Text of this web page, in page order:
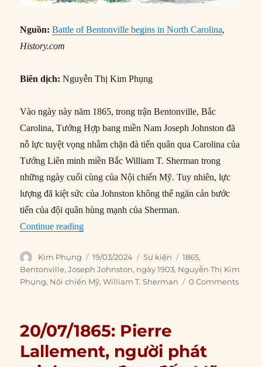
Nguồn: Battle of Bentonville begins in North Carolina,
History.com
Biên dịch:Nguyễn Thị Kim Phụng
Vào ngày này năm 1865, trong trận Bentonville, Bắc
Carolina, Tướng Hợp bang miền Nam Joseph Johnston đã
nỗ lực tuyệt vọng nhằm chặn đà tiến quân qua Carolina của
Tướng Liên minh miền Bắc William T. Sherman trong
những ngày cuối cùng của Nội chiến Mỹ. Tuy nhiên, lực
lượng đã kiệt sức của Johnston không thể ngăn cản bước
tiến của đội quân hùng mạnh của Sherman.
Continue reading“19/03/1865: Trận Bentonville bắt đầu ở Bắc
Author
Kim Phụng
Posted
on
19/03/2024 Categories
Sự kiện Tags
1865,
Bentonville,Joseph Johnston, ngày 1903, Nguyễn Thị Kim
Phụng, Nội chiến Mỹ,William T. Sherman 0 Comments
20/07/1865: Pierre
Lallement, người phát